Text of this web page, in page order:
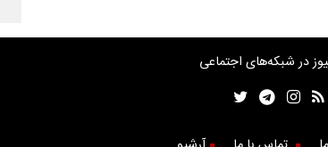
در شبکه‌های اجتماعی